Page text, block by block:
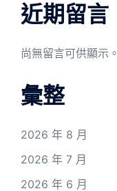
近期留言
尚無留言可供顯示。
彙整
2026 年 8 月
2026 年 7 月
2026 年 6 月